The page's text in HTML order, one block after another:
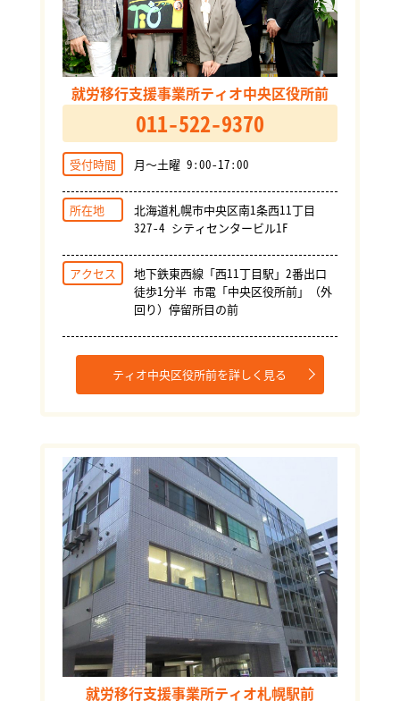
就労移行支援事業所ティオ中央区役所前
011-522-9370
受付時間 月～土曜 9:00-17:00
所在地
北海道札幌市中央区南1条西11丁目
327-4 シティセンタービル1F
アクセス
地下鉄東西線「西11丁目駅」2番出口
徒歩1分半 市電「中央区役所前」（外
回り）停留所目の前
ティオ中央区役所前を詳しく見る
就労移行支援事業所ティオ札幌駅前